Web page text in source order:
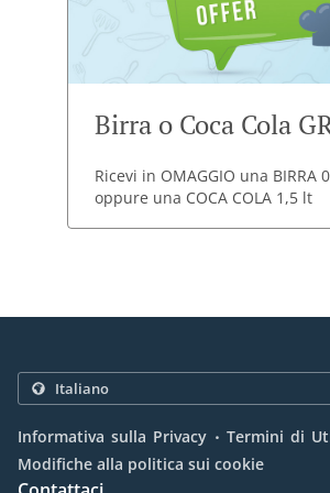
Birra o Coca Cola
Ricevi in OMAGGIO una BIRRA
oppure una COCA COLA 1,5 lt
Informativa sulla Privacy . Termini di
Modifiche alla politica sui cookie